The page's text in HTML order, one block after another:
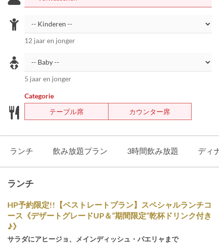
12 jaar en jonger
5 jaar en jonger
Categorie
テーブル席
カウンター席
ランチ 飲み放題プラン 3時間飲み放題 ディ
ランチ
HP予約限定!!【ベストレートプラン】スペシャルランチコ
ース《デザートグレードUP＆”期間限定”乾杯ドリンク付き
♪》
サラダにアヒージョ、メインディッシュ・パエリャまで